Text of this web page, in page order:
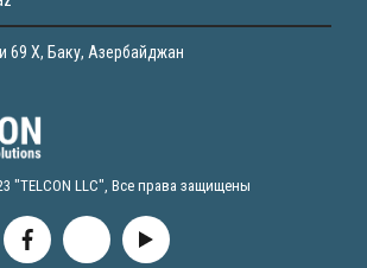
69 X, Баку, Азербайджан
"TELCON LLC", Все права защищены